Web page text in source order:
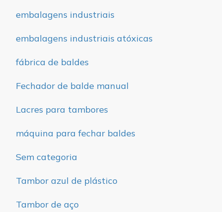
embalagens industriais
embalagens industriais atóxicas
fábrica de baldes
Fechador de balde manual
Lacres para tambores
máquina para fechar baldes
Sem categoria
Tambor azul de plástico
Tambor de aço